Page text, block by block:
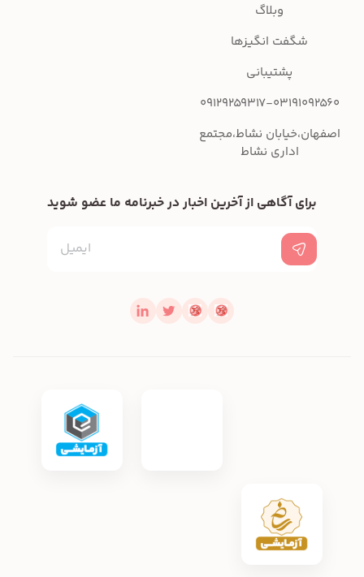
وبلاگ
شگفت انگیزها
پشتیبانی
09129259317-03191092560
اصفهان،خیابان نشاط،مجتمع
اداری نشاط
برای آگاهی از آخرین اخبار در خبرنامه ما عضو شوید